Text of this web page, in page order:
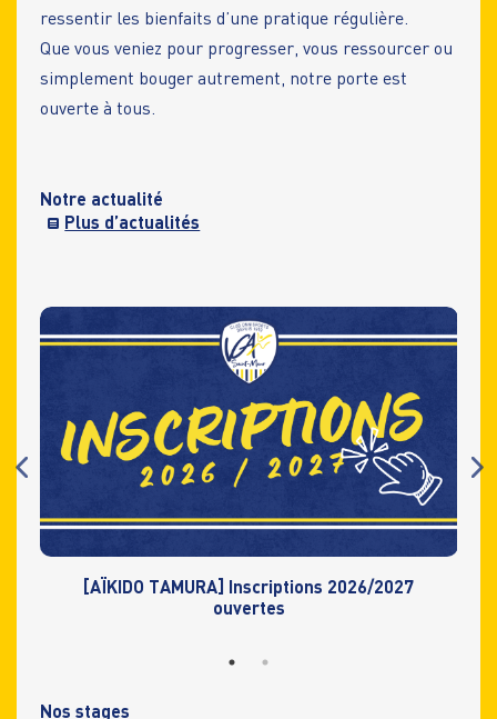
ressentir les bienfaits d’une pratique régulière.
Que vous veniez pour progresser, vous ressourcer ou
simplement bouger autrement, notre porte est
ouverte à tous.
Notre actualité
Plus d’actualités
[AÏKIDO TAMURA] Inscriptions 2026/2027
ouvertes
Nos stages